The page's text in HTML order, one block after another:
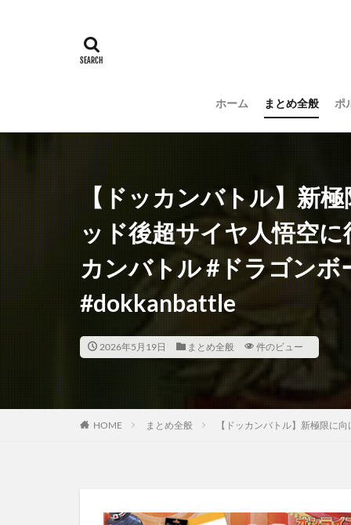
ホーム まとめ全般 ポ
【ドッカンバトル】新
ッド後超サイヤ人悟空
カンバトル #ドラゴンボ
#dokkanbattle
2026年5月19日 まとめ全般 件のビュー
HOME まとめ全般 【ドッカンバトル】新極限に